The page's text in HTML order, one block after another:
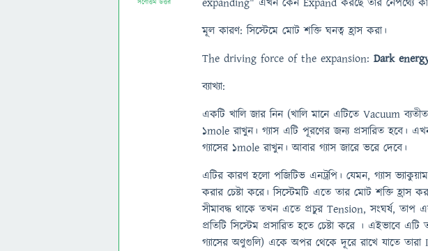
সর্বোত্তম উত্তর
মূল কারণ: সিস্টেমে মোট শক্তি ঘনত্ব হ্রাস করা।
The driving force of the expansion: Dark
ব্যাখ্যা:
একটি খালি জার নিন (খালি মানে এটিতে Vacuum
1mole রাখুন। গ্যাস এটি পূরণের জন্য প্রসারিত
গ্যাসের 1mole রাখুন। আবার গ্যাস জারে ভরে দেবে।
এটির কারণ হলো পজিটিভ এনট্রপি। যেমন, গ্যাস
করার চেষ্টা করে। সিস্টেমটি এতে তার মোট শক্তি হ্রাস
সীমাবদ্ধ থাকে তখন এতে প্রচুর Tension, সংঘর্ষ, তাপ
প্রতিটি সিস্টেম প্রসারিত হতে চেষ্টা করে । এইভাবে
গ্যাসের অণুগুলি) একে অপর থেকে দূরে রাখে যাতে